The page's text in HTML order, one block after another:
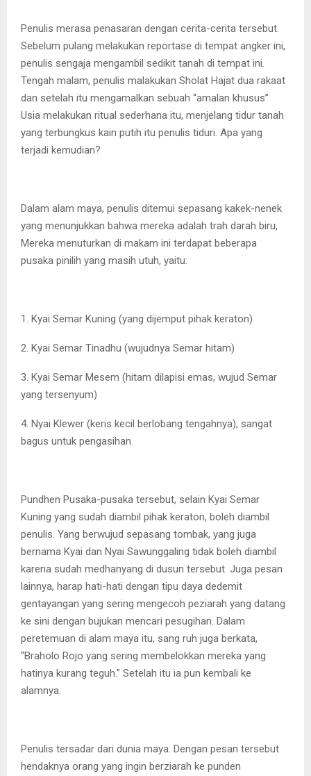
Penulis merasa penasaran dengan cerita-cerita tersebut.
Sebelum pulang melakukan reportase di tempat angker ini,
penulis sengaja mengambil sedikit tanah di tempat ini.
Tengah malam, penulis malakukan Sholat Hajat dua rakaat
dan setelah itu mengamalkan sebuah “amalan khusus”
Usia melakukan ritual sederhana itu, menjelang tidur tanah
yang terbungkus kain putih itu penulis tiduri. Apa yang
terjadi kemudian?
Dalam alam maya, penulis ditemui sepasang kakek-nenek
yang menunjukkan bahwa mereka adalah trah darah biru,
Mereka menuturkan di makam ini terdapat beberapa
pusaka pinilih yang masih utuh, yaitu:
1. Kyai Semar Kuning (yang dijemput pihak keraton)
2. Kyai Semar Tinadhu (wujudnya Semar hitam)
3. Kyai Semar Mesem (hitam dilapisi emas, wujud Semar
yang tersenyum)
4. Nyai Klewer (keris kecil berlobang tengahnya), sangat
bagus untuk pengasihan.
Pundhen Pusaka-pusaka tersebut, selain Kyai Semar
Kuning yang sudah diambil pihak keraton, boleh diambil
penulis. Yang berwujud sepasang tombak, yang juga
bernama Kyai dan Nyai Sawunggaling tidak boleh diambil
karena sudah medhanyang di dusun tersebut. Juga pesan
lainnya, harap hati-hati dengan tipu daya dedemit
gentayangan yang sering mengecoh peziarah yang datang
ke sini dengan bujukan mencari pesugihan. Dalam
peretemuan di alam maya itu, sang ruh juga berkata,
“Braholo Rojo yang sering membelokkan mereka yang
hatinya kurang teguh.” Setelah itu ia pun kembali ke
alamnya.
Penulis tersadar dari dunia maya. Dengan pesan tersebut
hendaknya orang yang ingin berziarah ke punden